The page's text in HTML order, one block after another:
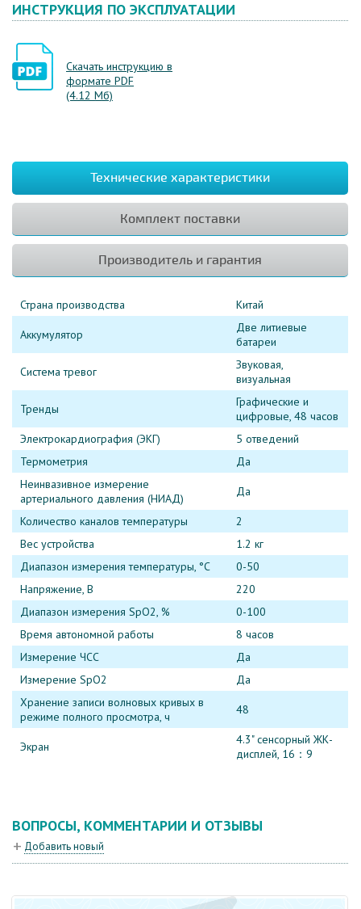
ИНСТРУКЦИЯ ПО ЭКСПЛУАТАЦИИ
Скачать инструкцию в
формате PDF
(4.12 Мб)
Технические характеристики
Комплект поставки
Производитель и гарантия
Страна производства Китай
Аккумулятор
Две литиевые
батареи
Система тревог
Звуковая,
визуальная
Тренды
Графические и
цифровые, 48 часов
Электрокардиография (ЭКГ)
5 отведений
Термометрия
Да
Неинвазивное измерение
артериального давления (НИАД)
Да
Количество каналов температуры
2
Вес устройства
1.2 кг
Диапазон измерения температуры, °C
0-50
Напряжение, В
220
Диапазон измерения SpO2, %
0-100
Время автономной работы
8 часов
Измерение ЧСС
Да
Измерение SpO2
Да
Хранение записи волновых кривых в
режиме полного просмотра, ч
48
Экран
4.3" cенсорный ЖК-
дисплей, 16：9
ВОПРОСЫ, КОММЕНТАРИИ И ОТЗЫВЫ
Добавить новый